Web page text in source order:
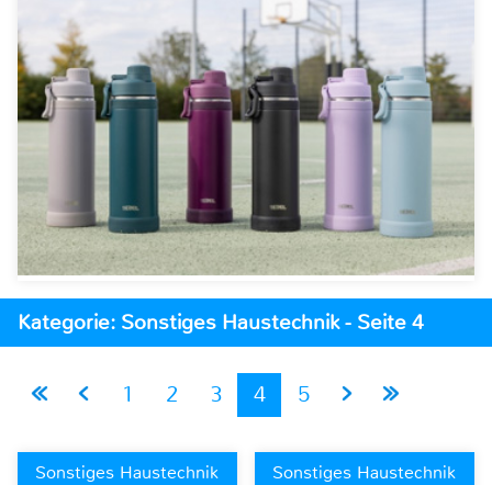
Kategorie: Sonstiges Haustechnik - Seite 4
1 2 3 4 5
Sonstiges Haustechnik
Sonstiges Haustechnik